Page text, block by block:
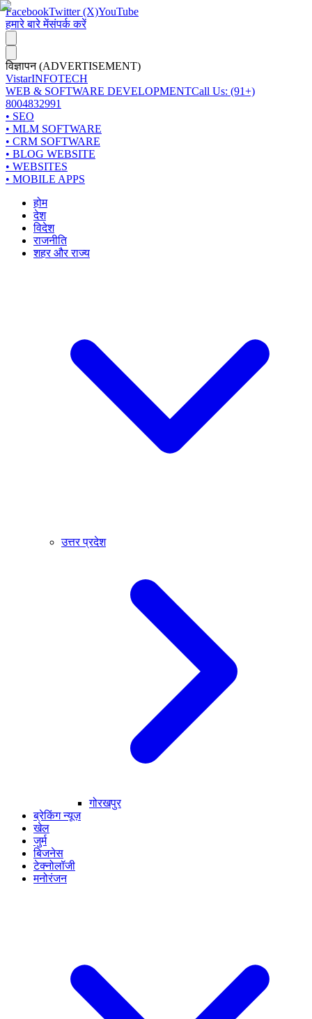
FacebookTwitter (X)YouTube
हमारे बारे मेंसंपर्क करें
विज्ञापन (ADVERTISEMENT)
VistarINFOTECH
WEB & SOFTWARE DEVELOPMENTCall Us: (91+)
8004832991
• SEO
• MLM SOFTWARE
• CRM SOFTWARE
• BLOG WEBSITE
• WEBSITES
• MOBILE APPS
होम
देश
विदेश
राजनीति
शहर और राज्य
उत्तर प्रदेश
गोरखपुर
ब्रेकिंग न्यूज़
खेल
जुर्म
बिजनेस
टेक्नोलॉजी
मनोरंजन